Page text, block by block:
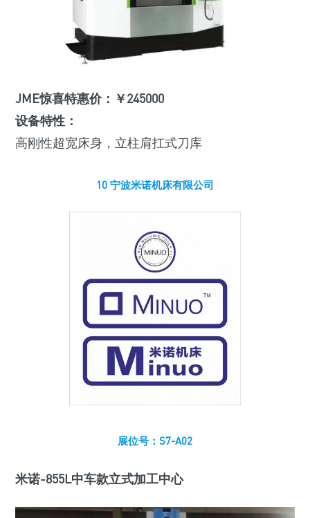
JME惊喜特惠价：￥245000
设备特性：
高刚性超宽床身，立柱肩扛式刀库
10 宁波米诺机床有限公司
展位号：S7-A02
米诺-855L中车款立式加工中心